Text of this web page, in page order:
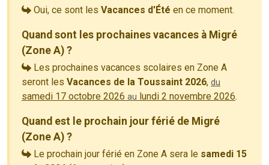
Oui, ce sont les Vacances d'Été en ce moment.
Quand sont les prochaines vacances à Migré
(Zone A) ?
Les prochaines vacances scolaires en Zone A
seront les Vacances de la Toussaint 2026, du
samedi 17 octobre 2026 au lundi 2 novembre 2026.
Quand est le prochain jour férié de Migré
(Zone A) ?
Le prochain jour férié en Zone A sera le samedi 15